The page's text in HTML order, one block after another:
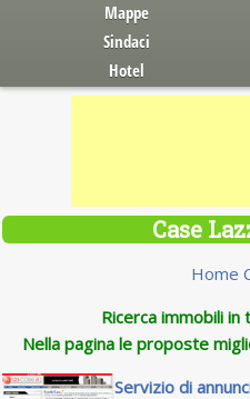
Mappe
Sindaci
Hotel
Case
Home
Ricerca immobili
Nella pagina le proposte
Servizio di